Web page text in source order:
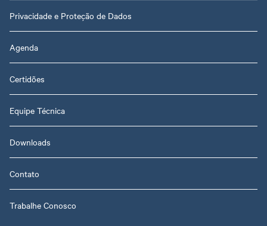
Privacidade e Proteção de Dados
Agenda
Certidões
Equipe Técnica
Downloads
Contato
Trabalhe Conosco